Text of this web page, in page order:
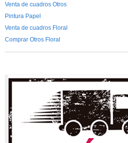
Venta de cuadros Otros
Pintura Papel
Venta de cuadros Floral
Comprar Otros Floral